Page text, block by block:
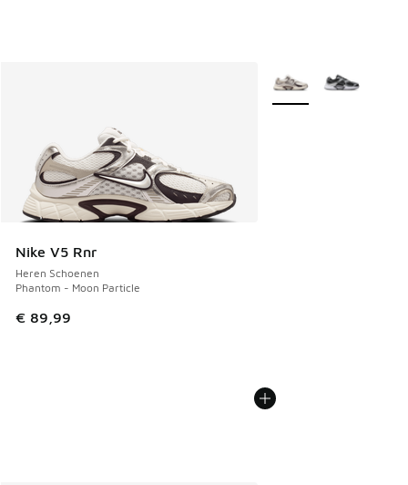
Nike V5 Rnr
Heren Schoenen
Phantom - Moon Particle
€ 89,99
Meer kleuren